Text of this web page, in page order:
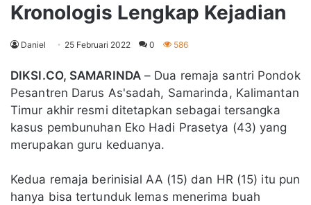
Kronologis Lengkap Kejadian
Daniel 25 Februari 2022 0 586
DIKSI.CO, SAMARINDA– Dua remaja santri Pondok
Pesantren Darus As'sadah, Samarinda, Kalimantan
Timur akhir resmi ditetapkan sebagai tersangka
kasus pembunuhan Eko Hadi Prasetya (43) yang
merupakan guru keduanya.
Kedua remaja berinisial AA (15) dan HR (15) itu pun
hanya bisa tertunduk lemas menerima buah